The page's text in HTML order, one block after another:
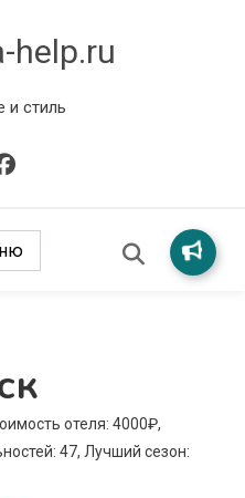
help.ru
и стиль
отеля: 4000₽,
47, Лучший сезон: